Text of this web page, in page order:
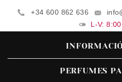
+34 600 862 636
L-V:
PERFUMES